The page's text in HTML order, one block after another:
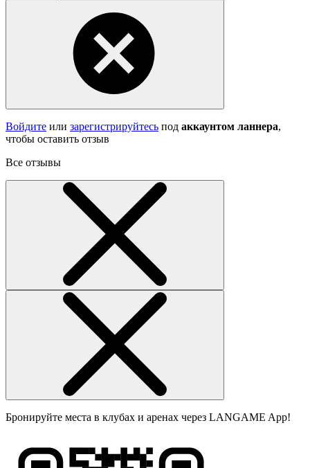
Войдите или зарегистрируйтесь под аккаунтом ланнера,
чтобы оставить отзыв
Все отзывы
Бронируйте места в клубах и аренах через LANGAME App!